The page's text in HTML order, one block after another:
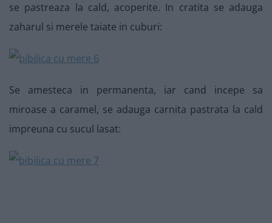
se pastreaza la cald, acoperite. In cratita se adauga
zaharul si merele taiate in cuburi:
Se amesteca in permanenta, iar cand incepe sa
miroase a caramel, se adauga carnita pastrata la cald
impreuna cu sucul lasat: